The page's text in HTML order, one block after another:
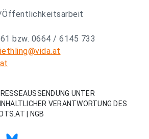
bzw. 0664 / 6145 733
UNTER
VERANTWORTUNG DES
| NGB